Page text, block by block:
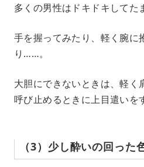
多くの男性はドキドキしてた
手を握ってみたり、軽く腕に
り……。
大胆にできないときは、軽く
呼び止めるときに上目遣いを
（3）少し酔いの回った